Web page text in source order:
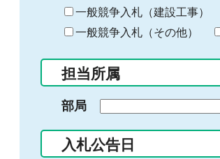
キ
ー
ー
入
力
一般競争入札（建設工事）
一般競争入札（その他）
担当所属
部局
入札公告日